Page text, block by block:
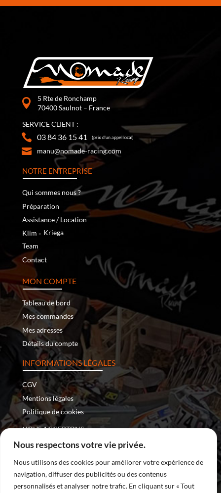
Nous respectons votre vie privée.
Nous utilisons des cookies pour améliorer votre expérience de
navigation, diffuser des publicités ou des contenus
personnalisés et analyser notre trafic. En cliquant sur « Tout
5 Rte de Ronchamp
70400 Saulnot – France
SERVICE CLIENT :
03 84 36 15 41 (prix d’un appel local)
manu@nomade-racing.com
NOTRE ENTREPRISE
Qui sommes nous ?
Préparation
Assistance / Location
Klim ‐ Kriega
Team
Contact
MON COMPTE
Tableau de bord
Mes commandes
Mes adresses
Détails du compte
INFORMATIONS LÉGALES
CGV
Mentions légales
Politique de cookies
NOUS ACCEPTONS :
Copyright © 2026 – Nomade Racing | Tous droits réservés